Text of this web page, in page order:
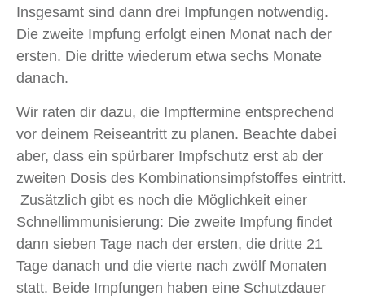
Insgesamt sind dann drei Impfungen notwendig.
Die zweite Impfung erfolgt einen Monat nach der
ersten. Die dritte wiederum etwa sechs Monate
danach.
Wir raten dir dazu, die Impftermine entsprechend
vor deinem Reiseantritt zu planen. Beachte dabei
aber, dass ein spürbarer Impfschutz erst ab der
zweiten Dosis des Kombinationsimpfstoffes eintritt.
Zusätzlich gibt es noch die Möglichkeit einer
Schnellimmunisierung: Die zweite Impfung findet
dann sieben Tage nach der ersten, die dritte 21
Tage danach und die vierte nach zwölf Monaten
statt. Beide Impfungen haben eine Schutzdauer